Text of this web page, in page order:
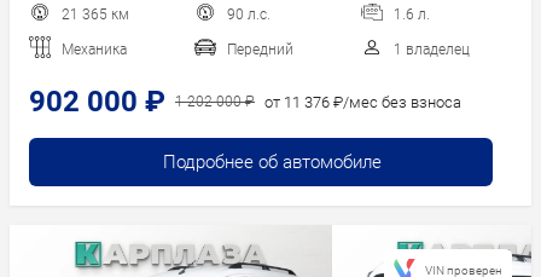
21 365 км 90 л.с. 1.6 л.
Механика Передний 1 владелец
902 000 ₽ 1 202 000 ₽ от 11 376 ₽/мес без взноса
Подробнее об автомобиле
VIN проверен